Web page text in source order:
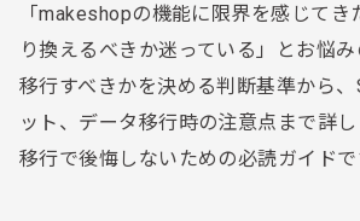
「makeshopの機能に限界を感じて
り換えるべきか迷っている」とお悩み
移行すべきかを決める判断基準から
ット、データ移行時の注意点まで詳
移行で後悔しないための必読ガイドで